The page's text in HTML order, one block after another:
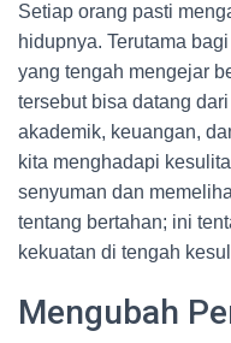
Setiap orang pasti
hidupnya. Terutama
yang tengah mengejar
tersebut bisa datang
akademik, keuangan,
kita menghadapi
senyuman dan
tentang bertahan; ini
kekuatan di tengah
Mengubah